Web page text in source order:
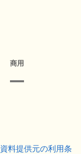
商用
資料提供元の利用条